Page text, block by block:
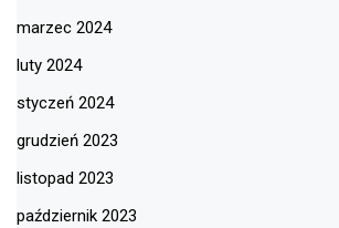
marzec 2024
luty 2024
styczeń 2024
grudzień 2023
listopad 2023
październik 2023